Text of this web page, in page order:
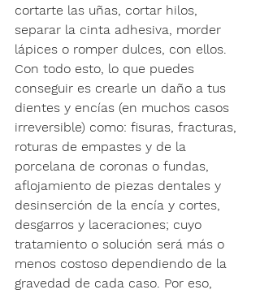
cortarte las uñas, cortar hilos,
separar la cinta adhesiva, morder
lápices o romper dulces, con ellos.
Con todo esto, lo que puedes
conseguir es crearle un daño a tus
dientes y encías (en muchos casos
irreversible) como: fisuras, fracturas,
roturas de empastes y de la
porcelana de coronas o fundas,
aflojamiento de piezas dentales y
desinserción de la encía y cortes,
desgarros y laceraciones; cuyo
tratamiento o solución será más o
menos costoso dependiendo de la
gravedad de cada caso. Por eso,